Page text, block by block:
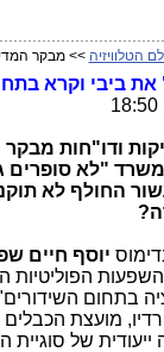
הטלוויזיה >> מבקר
ביבי וקרא
ודו"חות
"לא סופרים
החולף לא
יוסף חיים
בתחום
מועצת הכבלים
של